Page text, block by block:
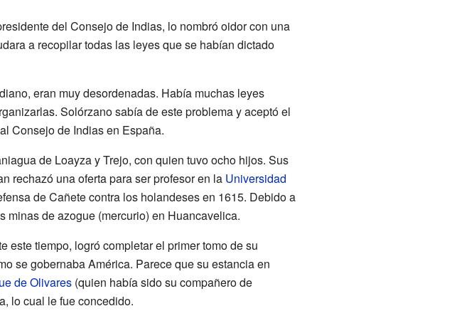
del Consejo de Indias, lo nombró oidor con una
a recopilar todas las leyes que se habían dictado
eran muy desordenadas. Había muchas leyes
Solórzano sabía de este problema y aceptó el
Consejo de Indias en España.
de Loayza y Trejo, con quien tuvo ocho hijos. Sus
rechazó una oferta para ser profesor en la Universidad
de Cañete contra los holandeses en 1615. Debido a
minas de azogue (mercurio) en Huancavelica.
este tiempo, logró completar el primer tomo de su
se gobernaba América. Parece que su estancia en
de Olivares(quien había sido su compañero de
lo cual le fue concedido.